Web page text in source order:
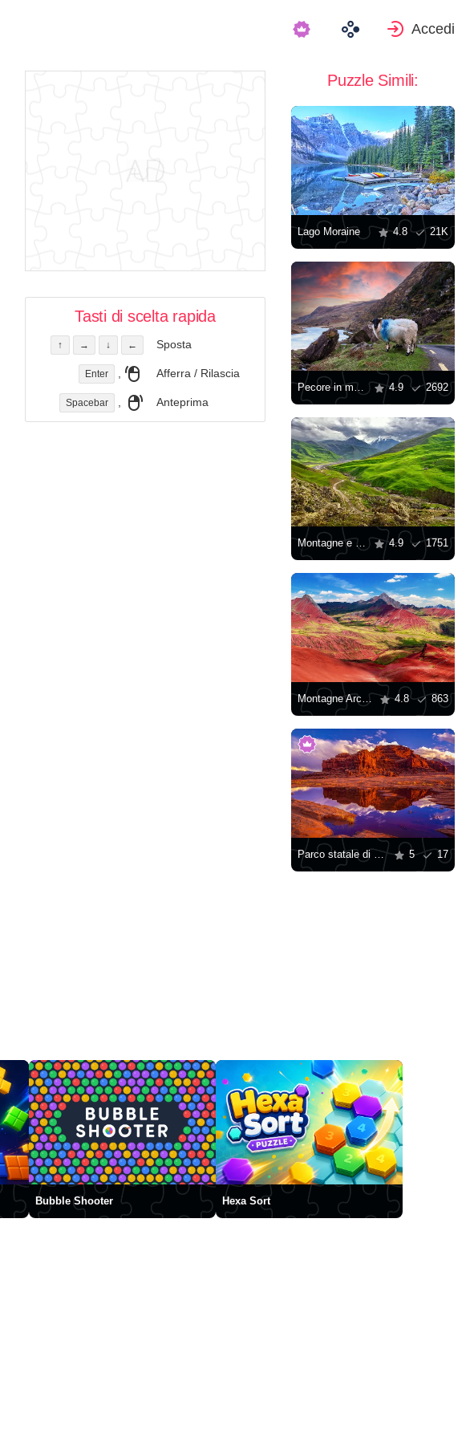
Accedi
Tasti di scelta rapida
↑ → ↓ ← Sposta
Enter , Afferra / Rilascia
Spacebar , Anteprima
Puzzle Simili:
Lago Moraine 4.8 21K
Pecore in montagna 4.9 2692
Montagne e colline nel nord dell'Azerbaigian 4.9 1751
Montagne Arcobaleno delle Ande Peruviane 4.8 863
Parco statale di Dead Horse Point 5 17
Bubble Shooter Hexa Sort